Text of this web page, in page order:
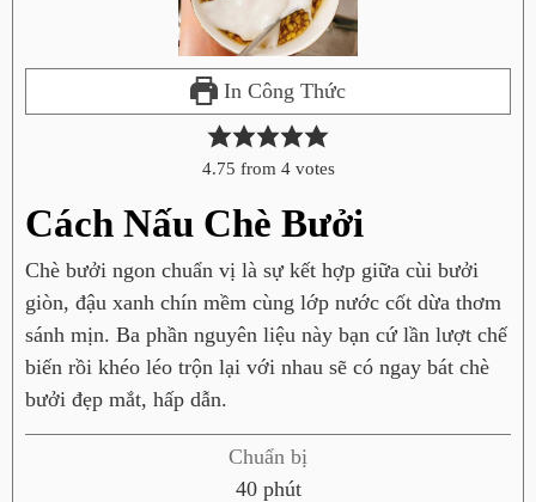
In Công Thức
4.75 from 4votes
Cách Nấu Chè Bưởi
Chè bưởi ngon chuẩn vị là sự kết hợp giữa cùi bưởi
giòn, đậu xanh chín mềm cùng lớp nước cốt dừa thơm
sánh mịn. Ba phần nguyên liệu này bạn cứ lần lượt chế
biến rồi khéo léo trộn lại với nhau sẽ có ngay bát chè
bưởi đẹp mắt, hấp dẫn.
Chuẩn bị
40pphút